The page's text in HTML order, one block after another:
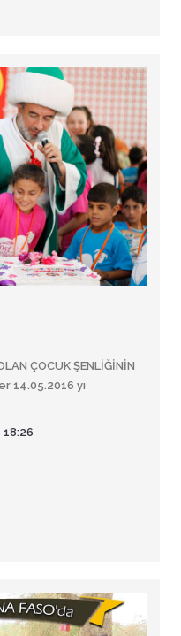
ÇOCUK ŞENLİĞİNİN
14.05.2016 yı
18:26